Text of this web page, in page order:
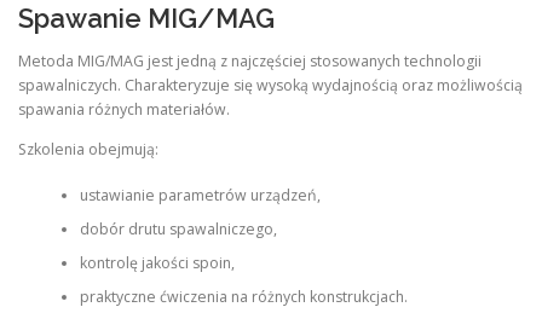
Spawanie MIG/MAG
Metoda MIG/MAG jest jedną z najczęściej stosowanych technologii
spawalniczych. Charakteryzuje się wysoką wydajnością oraz możliwością
spawania różnych materiałów.
Szkolenia obejmują:
ustawianie parametrów urządzeń,
dobór drutu spawalniczego,
kontrolę jakości spoin,
praktyczne ćwiczenia na różnych konstrukcjach.